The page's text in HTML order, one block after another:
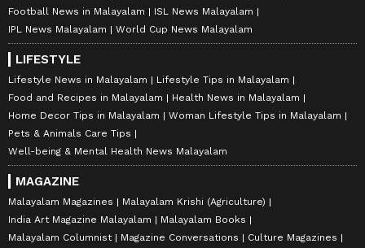
Football News in Malayalam
ISL News Malayalam
IPL News Malayalam
World Cup News Malayalam
LIFESTYLE
Lifestyle News in Malayalam
Lifestyle Tips in Malayalam
Food and Recipes in Malayalam
Health News in Malayalam
Home Decor Tips in Malayalam
Woman Lifestyle Tips in Malayalam
Pets & Animals Care Tips
Well-being & Mental Health News Malayalam
MAGAZINE
Malayalam Magazines
Malayalam Krishi (Agriculture)
India Art Magazine Malayalam
Malayalam Books
Malayalam Columnist
Magazine Conversations
Culture Magazines